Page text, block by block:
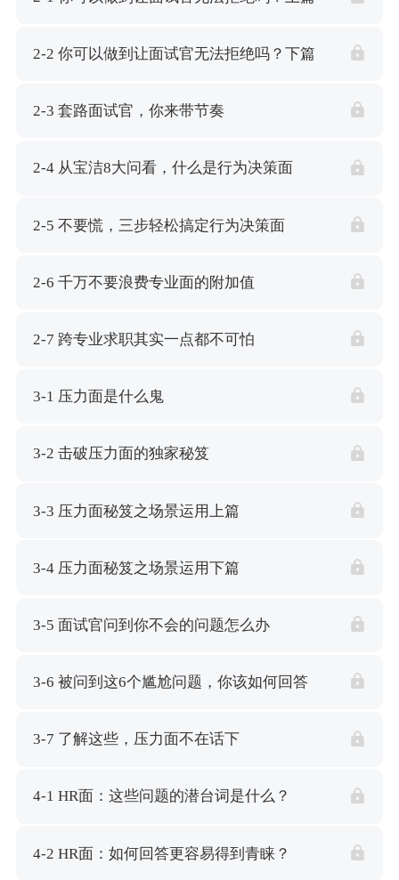
2-2 你可以做到让面试官无法拒绝吗？下篇
2-3 套路面试官，你来带节奏
2-4 从宝洁8大问看，什么是行为决策面
2-5 不要慌，三步轻松搞定行为决策面
2-6 千万不要浪费专业面的附加值
2-7 跨专业求职其实一点都不可怕
3-1 压力面是什么鬼
3-2 击破压力面的独家秘笈
3-3 压力面秘笈之场景运用上篇
3-4 压力面秘笈之场景运用下篇
3-5 面试官问到你不会的问题怎么办
3-6 被问到这6个尴尬问题，你该如何回答
3-7 了解这些，压力面不在话下
4-1 HR面：这些问题的潜台词是什么？
4-2 HR面：如何回答更容易得到青睐？